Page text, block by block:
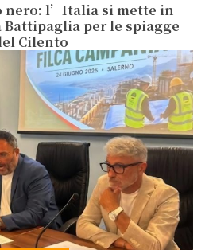
nero: l’Italia si mette in
per le spiagge
Cilento